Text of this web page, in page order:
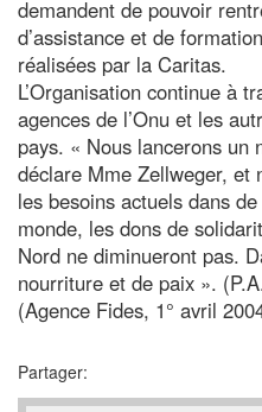
demandent de pouvoir
d’assistance et de
réalisées par la Caritas.
L’Organisation continue à
agences de l’Onu et les
pays. « Nous lancerons un
déclare Mme Zellweger, et
les besoins actuels dans
monde, les dons de
Nord ne diminueront pas.
nourriture et de paix ».
(Agence Fides, 1° avril
Partager: